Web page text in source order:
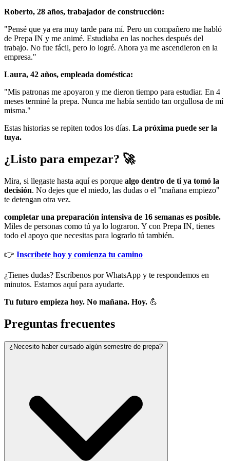
Roberto, 28 años, trabajador de construcción:
"Pensé que ya era muy tarde para mí. Pero un compañero me habló
de Prepa IN y me animé. Estudiaba en las noches después del
trabajo. No fue fácil, pero lo logré. Ahora ya me ascendieron en la
empresa."
Laura, 42 años, empleada doméstica:
"Mis patronas me apoyaron y me dieron tiempo para estudiar. En 4
meses terminé la prepa. Nunca me había sentido tan orgullosa de mí
misma."
Estas historias se repiten todos los días. La próxima puede ser la
tuya.
¿Listo para empezar? 🚀
Mira, si llegaste hasta aquí es porque algo dentro de ti ya tomó la
decisión. No dejes que el miedo, las dudas o el "mañana empiezo"
te detengan otra vez.
completar una preparación intensiva de 16 semanas es posible.
Miles de personas como tú ya lo lograron. Y con Prepa IN, tienes
todo el apoyo que necesitas para lograrlo tú también.
👉 Inscríbete hoy y comienza tu camino
¿Tienes dudas? Escríbenos por WhatsApp y te respondemos en
minutos. Estamos aquí para ayudarte.
Tu futuro empieza hoy. No mañana. Hoy. 💪
Preguntas frecuentes
¿Necesito haber cursado algún semestre de prepa?